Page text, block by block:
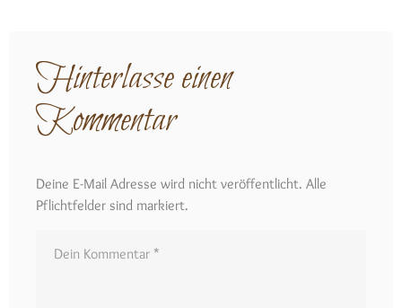
Hinterlasse einen
Kommentar
Deine E-Mail Adresse wird nicht veröffentlicht. Alle
Pflichtfelder sind markiert.